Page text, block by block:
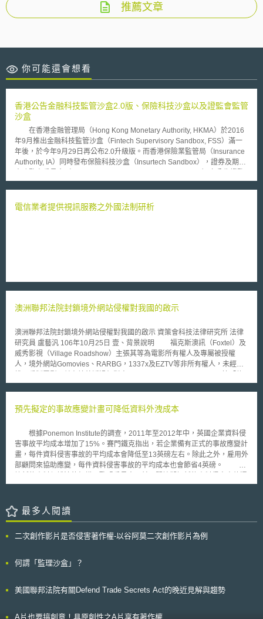
推薦文章
你可能還會想看
香港公告金融科技監管沙盒2.0版、保險科技沙盒以及證監會監管
沙盒
在香港金融管理局（Hong Kong Monetary Authority, HKMA）於2016
年9月推出金融科技監管沙盒（Fintech Supervisory Sandbox, FSS）滿一
年後，於今年9月29日再公布2.0升級版。而香港保險業監管局（Insurance
Authority, IA）同時發布保險科技沙盒（Insurtech Sandbox），證券及期貨
會監管沙盒（SFC Regulatory Sandbox），初步完備香港金融領域沙盒制
科技公司與HKMA連繫機制，將成立金融科技監管聊天室（Fintech
港法規，給予受授權保險公司在沙盒機制內進行沙盒試驗，在沙盒試驗中，
並給予補償機制，IA亦可針對不符合之試驗計劃宣告中止。 另外，SFC
券及期貨條例》規範而設立之持照企業或新創公司，同時該公司必須使用創
新科技並為投資者帶來更多優質產品服務，並受惠於香港金融服務業者。並
且為保護投資者權益，除申請公司應有給予投資者退出機制與提供賠償方式
外，並應揭露潛在風險。若最後申請公司證明其試驗客體可靠且符合目的，
可向SFC申請走出沙盒機制，並對外營運。
電信業者提供視訊服務之外國法制研析
澳洲聯邦法院封鎖境外網站侵權對我國的啟示
澳洲聯邦法院封鎖境外網站侵權對我國的啟示 資策會科技法律研究所 法律
研究員 盧藝汎 106年10月25日 壹、背景說明 福克斯澳訊（Foxtel）及
威秀影視（Village Roadshow）主張其等為電影所有權人及專屬被授權
人，境外網站Gomovies、RARBG，1337x及EZTV等非所有權人，未經授
輸服務業者(Carriage Service Providers，下稱CSP)」，使境內網路使用人
重製物，已侵害電影所有權人及專屬被授權人著作權，且相對人符合1997
CSP提供境外網路位置入口之假處分）對相對人提出聲請[1]。2017年8月
18日澳洲聯邦法院由不同庭的法官，分別依福克斯澳訊（Foxtel）及威秀影
視（Village Roadshow）的聲請，命上述相對人封鎖境外侵害著作權的網
站[2]。 反觀我國曾有統一製藥股份有限公司（下稱統一製藥）主張其
為「我的美麗日記及圖」商標權人，並於其官網設有「我的美麗日記」面膜
記」註冊商標。為此，統一製藥股份有限公司（下稱統一製藥）主張其為
「我的美麗日記及圖」商標權人，並於其官網設有「我的美麗日記」面膜之
防衛查詢。然「Tenghoo」竟以統一製藥官網之「beautydiary」ㄧ字之差
記」註冊商標。為此，統一製藥以「Tenghoo」及「資訊中心」為相對人向
頁內容，及「資訊中心」停止使用「Tenghoo」網域名稱。法院最後
「Tenghoo」應停止其於「資訊中心」註冊之網域名稱；然「資訊中心」的
預先擬定的事故應變計畫可降低資料外洩成本
根據Ponemon Institute的調查，2011年至2012年中，英國企業資料侵
害事故平均成本增加了15%。賽門鐵克指出，若企業備有正式的事故應變計
畫，每件資料侵害事故的平均成本會降低至13英磅左右。除此之外，雇用外
部顧問來協助應變，每件資料侵害事故的平均成本也會節省4英磅。 依
知制度。同時，根據不同委員會的需求，未來將針對特定產業，制定新的網
全的新潮流。企業藉由事先擬定事故應變計劃來降低資料侵害的風險，同時
也進行風險轉移的處置措施。各項事故應變計劃之中，保險制度是企業目前
取得資料侵害事故的專家網絡。這些專家包含事故鑑定專家、公共關係專
如：協助發送事故通知的公司。保險業建置的專家網絡，未來將可以幫助要
最多人閱讀
二次創作影片是否侵害著作權-以谷阿莫二次創作影片為例
何謂「監理沙盒」？
美國聯邦法院有關Defend Trade Secrets Act的晚近見解與趨勢
A片也要搞創意！具原創性之A片享有著作權